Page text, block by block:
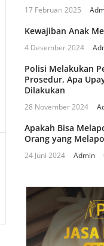
17 Februari 2025
Kewajiban Anak
4 Desember 2024
Polisi Melakukan
Prosedur, Apa
Dilakukan
28 November 2024
Apakah Bisa
Orang yang
24 Juni 2024 Admin